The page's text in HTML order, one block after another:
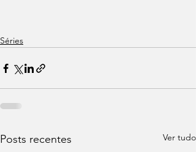
Séries
Posts recentes Ver tudo